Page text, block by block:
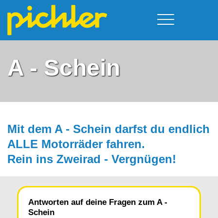
Moped
A - Scheine + Code 111
BE - Schein + Code 96
F - Schein
Team
Kursorte
Walding
Kontakt
A - Schein
Mit dem A - Schein darfst du endlich
ALLE Motorräder fah­ren.
Rein ins Zweirad - Vergnügen!
Antworten auf deine Fragen zum A -
Schein